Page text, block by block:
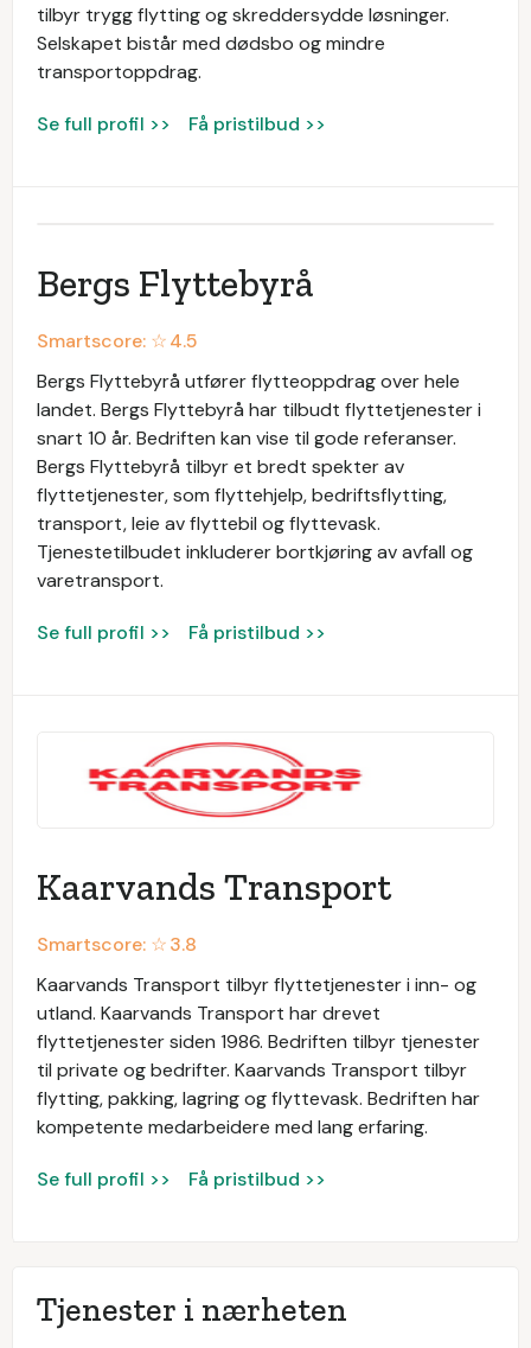
tilbyr trygg flytting og skreddersydde løsninger.
Selskapet bistår med dødsbo og mindre
transportoppdrag.
Se full profil >> Få pristilbud >>
Bergs Flyttebyrå
Smartscore: ☆4.5
Bergs Flyttebyrå utfører flytteoppdrag over hele
landet. Bergs Flyttebyrå har tilbudt flyttetjenester i
snart 10 år. Bedriften kan vise til gode referanser.
Bergs Flyttebyrå tilbyr et bredt spekter av
flyttetjenester, som flyttehjelp, bedriftsflytting,
transport, leie av flyttebil og flyttevask.
Tjenestetilbudet inkluderer bortkjøring av avfall og
varetransport.
Se full profil >> Få pristilbud >>
Kaarvands Transport
Smartscore: ☆3.8
Kaarvands Transport tilbyr flyttetjenester i inn- og
utland. Kaarvands Transport har drevet
flyttetjenester siden 1986. Bedriften tilbyr tjenester
til private og bedrifter. Kaarvands Transport tilbyr
flytting, pakking, lagring og flyttevask. Bedriften har
kompetente medarbeidere med lang erfaring.
Se full profil >> Få pristilbud >>
Tjenester i nærheten